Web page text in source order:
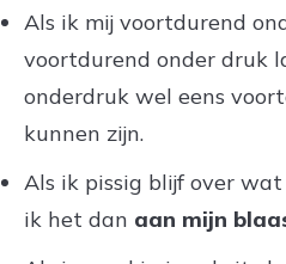
Als ik mij voortdurend
voortdurend onder druk
onderdruk wel eens
kunnen zijn.
Als ik pissig blijf over
ik het dan aan mijn